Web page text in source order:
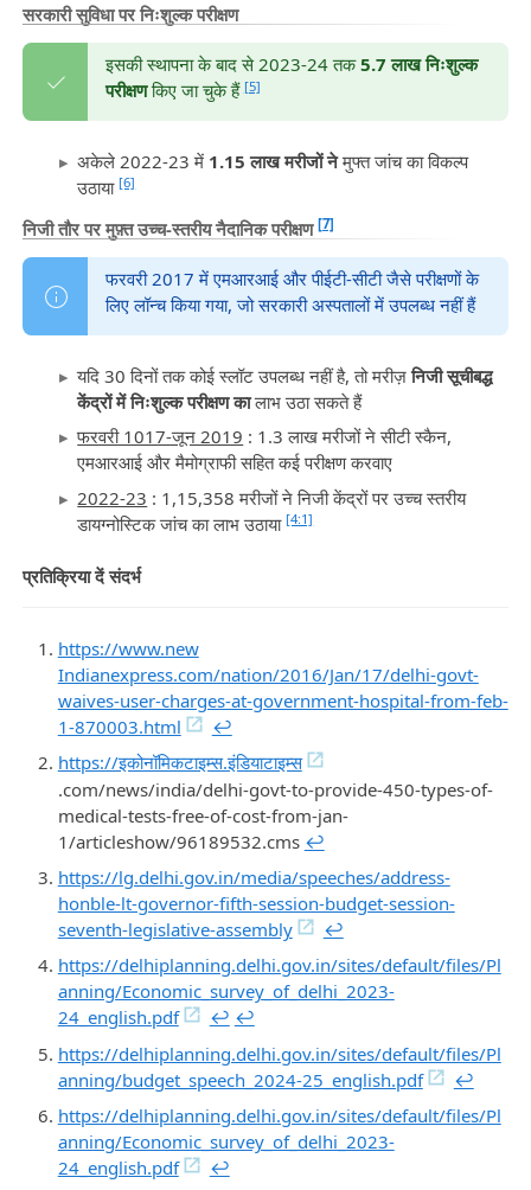
सरकारी सुविधा पर निःशुल्क परीक्षण
इसकी स्थापना के बाद से 2023-24 तक5.7 लाख निःशुल्क
परीक्षणकिए जा चुके हैं[5]
अकेले 2022-23 में 1.15 लाख मरीजों नेमुफ्त जांच का विकल्प
उठाया [6]
निजी तौर पर मुफ़्त उच्च-स्तरीय नैदानिक परीक्षण [7]
फरवरी 2017 में एमआरआई और पीईटी-सीटी जैसे परीक्षणों के
लिए लॉन्च किया गया, जो सरकारी अस्पतालों में उपलब्ध नहीं हैं
यदि 30 दिनों तक कोई स्लॉट उपलब्ध नहीं है, तो मरीज़निजी सूचीबद्ध
केंद्रों में निःशुल्क परीक्षण कालाभ उठा सकते हैं
फरवरी 1017-जून 2019 : 1.3 लाख मरीजों ने सीटी स्कैन,
एमआरआई और मैमोग्राफी सहित कई परीक्षण करवाए
2022-23 : 1,15,358 मरीजों ने निजी केंद्रों पर उच्च स्तरीय
डायग्नोस्टिक जांच का लाभ उठाया [4:1]
प्रतिक्रिया दें संदर्भ
https://www.new
Indianexpress.com/nation/2016/Jan/17/delhi-govt-
waives-user-charges-at-government-hospital-from-feb-
1-870003.html
↩︎
https://इकोनॉमिकटाइम्स.इंडियाटाइम्स
.com/news/india/delhi-govt-to-provide-450-types-of-
medical-tests-free-of-cost-from-jan-
1/articleshow/96189532.cms ↩︎
https://lg.delhi.gov.in/media/speeches/address-
honble-lt-governor-fifth-session-budget-session-
seventh-legislative-assembly
↩︎
https://delhiplanning.delhi.gov.in/sites/default/files/Pl
anning/Economic_survey_of_delhi_2023-
24_english.pdf
↩︎ ↩︎
https://delhiplanning.delhi.gov.in/sites/default/files/Pl
anning/budget_speech_2024-25_english.pdf
↩︎
https://delhiplanning.delhi.gov.in/sites/default/files/Pl
anning/Economic_survey_of_delhi_2023-
24_english.pdf
↩︎